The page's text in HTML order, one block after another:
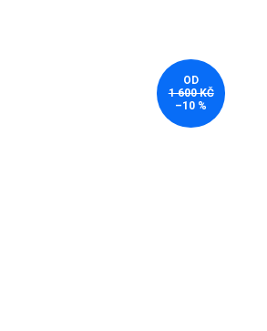
OD
1 600 KČ
–10 %